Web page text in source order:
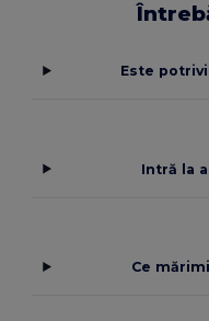
Este
Intră la
Ce